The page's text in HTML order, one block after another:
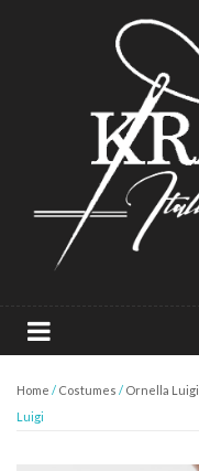
Home / Costumes / Ornella Luigi
Luigi